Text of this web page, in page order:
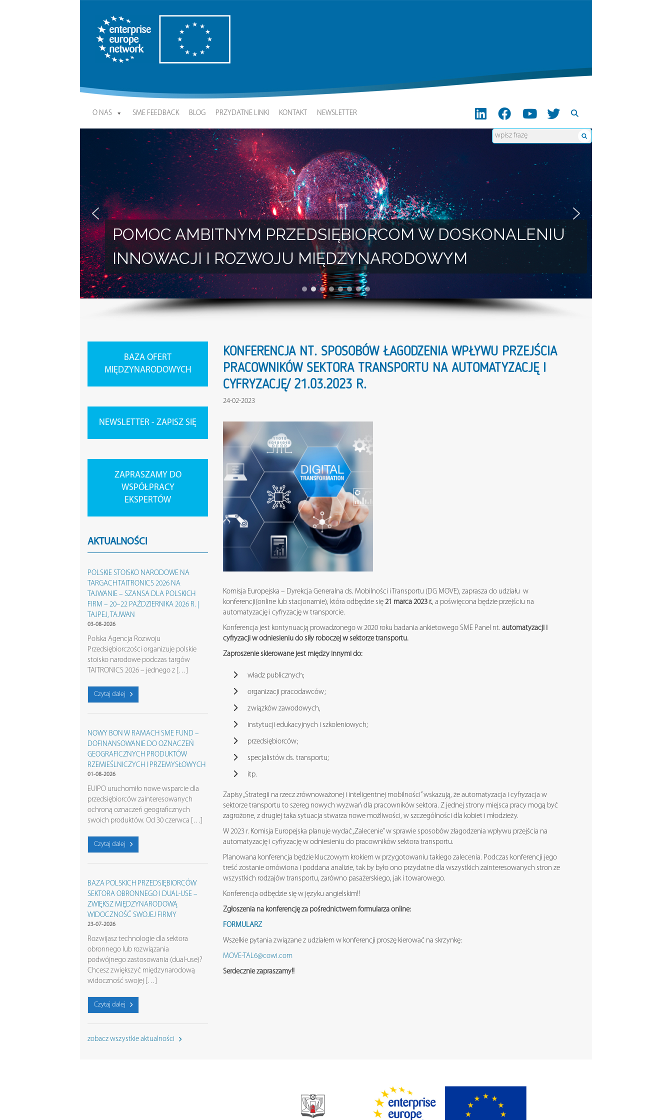
Enterprise Europe Network
O NAS SME FEEDBACK BLOG PRZYDATNE LINKI KONTAKT NEWSLETTER
POMOC AMBITNYM PRZEDSIĘBIORCOM W DOSKONALENIU
INNOWACJI I ROZWOJU MIĘDZYNARODOWYM
BAZA OFERT
MIĘDZYNARODOWYCH
NEWSLETTER - ZAPISZ SIĘ
ZAPRASZAMY DO
WSPÓŁPRACY
EKSPERTÓW
AKTUALNOŚCI
POLSKIE STOISKO NARODOWE NA
TARGACH TAITRONICS 2026 NA
TAJWANIE – SZANSA DLA POLSKICH
FIRM – 20–22 PAŹDZIERNIKA 2026 R. |
TAJPEJ, TAJWAN
03-08-2026
Polska Agencja Rozwoju
Przedsiębiorczości organizuje polskie
stoisko narodowe podczas targów
TAITRONICS 2026 – jednego z […]
Czytaj dalej
NOWY BON W RAMACH SME FUND –
DOFINANSOWANIE DO OZNACZEŃ
GEOGRAFICZNYCH PRODUKTÓW
RZEMIEŚLNICZYCH I PRZEMYSŁOWYCH
01-08-2026
EUIPO uruchomiło nowe wsparcie dla
przedsiębiorców zainteresowanych
ochroną oznaczeń geograficznych
swoich produktów. Od 30 czerwca […]
Czytaj dalej
BAZA POLSKICH PRZEDSIĘBIORCÓW
SEKTORA OBRONNEGO I DUAL-USE –
ZWIĘKSZ MIĘDZYNARODOWĄ
WIDOCZNOŚĆ SWOJEJ FIRMY
23-07-2026
Rozwijasz technologie dla sektora
obronnego lub rozwiązania
podwójnego zastosowania (dual-use)?
Chcesz zwiększyć międzynarodową
widoczność swojej […]
Czytaj dalej
zobacz wszystkie aktualności
KONFERENCJA NT. SPOSOBÓW ŁAGODZENIA WPŁYWU PRZEJŚCIA
PRACOWNIKÓW SEKTORA TRANSPORTU NA AUTOMATYZACJĘ I
CYFRYZACJĘ/ 21.03.2023 R.
24-02-2023
Komisja Europejska – Dyrekcja Generalna ds. Mobilności i Transportu (DG MOVE), zaprasza do udziału w
konferencji(online lub stacjonarnie), która odbędzie się 21 marca 2023 r., a poświęcona będzie przejściu na
automatyzację i cyfryzację w transporcie.
Konferencja jest kontynuacją prowadzonego w 2020 roku badania ankietowego SME Panel nt. automatyzacji i
cyfryzacji w odniesieniu do siły roboczej w sektorze transportu.
Zaproszenie skierowane jest między innymi do:
władz publicznych;
organizacji pracodawców;
związków zawodowych,
instytucji edukacyjnych i szkoleniowych;
przedsiębiorców;
specjalistów ds. transportu;
itp.
Zapisy „Strategii na rzecz zrównoważonej i inteligentnej mobilności” wskazują, że automatyzacja i cyfryzacja w
sektorze transportu to szereg nowych wyzwań dla pracowników sektora. Z jednej strony miejsca pracy mogą być
zagrożone, z drugiej taka sytuacja stwarza nowe możliwości, w szczególności dla kobiet i młodzieży.
W 2023 r. Komisja Europejska planuje wydać „Zalecenie” w sprawie sposobów złagodzenia wpływu przejścia na
automatyzację i cyfryzację w odniesieniu do pracowników sektora transportu.
Planowana konferencja będzie kluczowym krokiem w przygotowaniu takiego zalecenia. Podczas konferencji jego
treść zostanie omówiona i poddana analizie, tak by było ono przydatne dla wszystkich zainteresowanych stron ze
wszystkich rodzajów transportu, zarówno pasażerskiego, jak i towarowego.
Konferencja odbędzie się w języku angielskim!!
Zgłoszenia na konferencję za pośrednictwem formularza online:
FORMULARZ
Wszelkie pytania związane z udziałem w konferencji proszę kierować na skrzynkę:
MOVE-TAL6@cowi.com
Serdecznie zapraszamy!!